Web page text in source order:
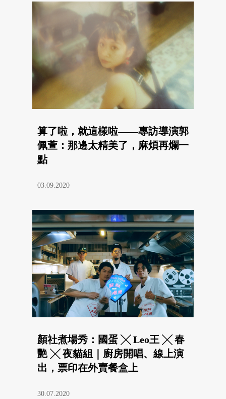
算了啦，就這樣啦——專訪導演郭
佩萱：那邊太精美了，麻煩再爛一
點
03.09.2020
顏社煮場秀：國蛋 ╳ Leo王 ╳ 春
艷 ╳ 夜貓組｜廚房開唱、線上演
出，票印在外賣餐盒上
30.07.2020